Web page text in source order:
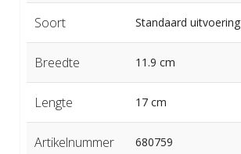
Soort Standaard uitvoering
Breedte 11.9 cm
Lengte 17 cm
Artikelnummer 680759